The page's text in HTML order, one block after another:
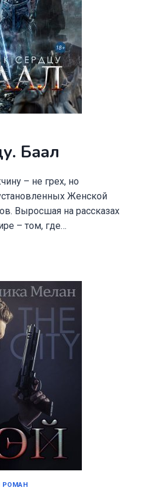
Баал
– не грех, но
Женской
Выросшая на рассказах
– том, где…